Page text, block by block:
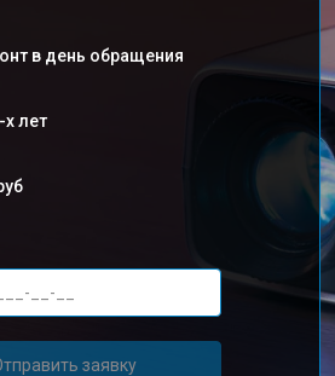
в день обращения
х лет
заявку